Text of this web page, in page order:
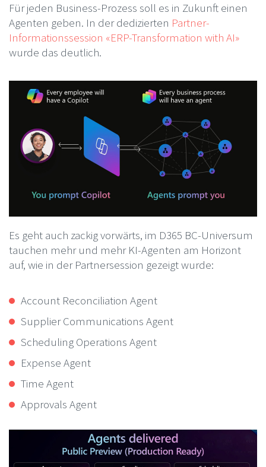
Für jeden Business-Prozess soll es in Zukunft einen
Agenten geben. In der dedizierten Partner-
Informationssession «ERP-Transformation with AI»
wurde das deutlich.
Es geht auch zackig vorwärts, im D365 BC-Universum
tauchen mehr und mehr KI-Agenten am Horizont
auf, wie in der Partnersession gezeigt wurde:
Account Reconciliation Agent
Supplier Communications Agent
Scheduling Operations Agent
Expense Agent
Time Agent
Approvals Agent